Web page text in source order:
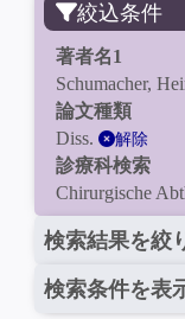
絞込条件
著者名1
Schumacher,
論文種類
Diss.
解除
診療科検索
Chirurgische
検索結果を絞
検索条件を表